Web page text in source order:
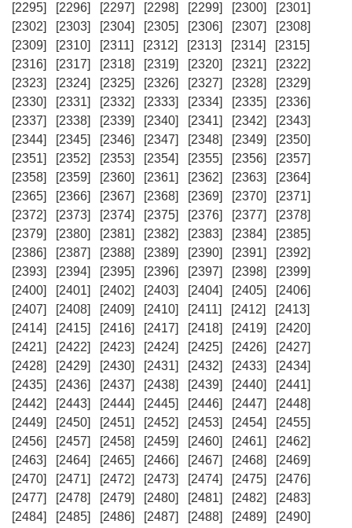
[2295]
[2296] [2297] [2298] [2299] [2300]
[2301]
[2302]
[2303] [2304] [2305] [2306] [2307]
[2308]
[2309]
[2310] [2311] [2312] [2313] [2314]
[2315]
[2316]
[2317] [2318] [2319] [2320] [2321]
[2322]
[2323]
[2324] [2325] [2326] [2327] [2328]
[2329]
[2330]
[2331] [2332] [2333] [2334] [2335]
[2336]
[2337]
[2338] [2339] [2340] [2341] [2342]
[2343]
[2344]
[2345] [2346] [2347] [2348] [2349]
[2350]
[2351]
[2352] [2353] [2354] [2355] [2356]
[2357]
[2358]
[2359] [2360] [2361] [2362] [2363]
[2364]
[2365]
[2366] [2367] [2368] [2369] [2370]
[2371]
[2372]
[2373] [2374] [2375] [2376] [2377]
[2378]
[2379]
[2380] [2381] [2382] [2383] [2384]
[2385]
[2386]
[2387] [2388] [2389] [2390] [2391]
[2392]
[2393]
[2394] [2395] [2396] [2397] [2398]
[2399]
[2400]
[2401] [2402] [2403] [2404] [2405]
[2406]
[2407]
[2408] [2409] [2410] [2411] [2412]
[2413]
[2414]
[2415] [2416] [2417] [2418] [2419]
[2420]
[2421]
[2422] [2423] [2424] [2425] [2426]
[2427]
[2428]
[2429] [2430] [2431] [2432] [2433]
[2434]
[2435]
[2436] [2437] [2438] [2439] [2440]
[2441]
[2442]
[2443] [2444] [2445] [2446] [2447]
[2448]
[2449]
[2450] [2451] [2452] [2453] [2454]
[2455]
[2456]
[2457] [2458] [2459] [2460] [2461]
[2462]
[2463]
[2464] [2465] [2466] [2467] [2468]
[2469]
[2470]
[2471] [2472] [2473] [2474] [2475]
[2476]
[2477]
[2478] [2479] [2480] [2481] [2482]
[2483]
[2484]
[2485] [2486] [2487] [2488] [2489]
[2490]